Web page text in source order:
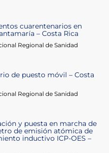
cuarentenarios en
– Costa Rica
Regional de Sanidad
de puesto móvil – Costa
Regional de Sanidad
y puesta en marcha de
de emisión atómica de
inductivo ICP-OES –